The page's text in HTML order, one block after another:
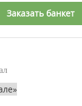
Заказать банкет